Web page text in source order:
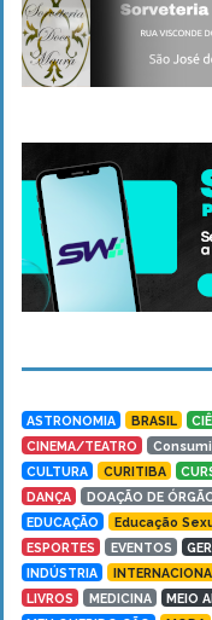
ASTRONOMIA BRASIL
CINEMA/TEATRO
CULTURA
CURITIBA
DANÇA
DOAÇÃO DE
EDUCAÇÃO
Educação
ESPORTES
EVENTOS
INDÚSTRIA
LIVROS
MEDICINA
MEIO